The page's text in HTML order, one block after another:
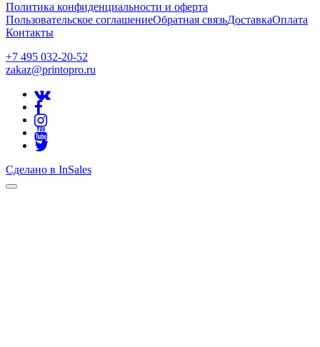
Политика конфиденциальности и оферта
Пользовательское соглашениеОбратная связьДоставкаОплата
Контакты
+7 495 032-20-52
zakaz@printopro.ru
Сделано в InSales